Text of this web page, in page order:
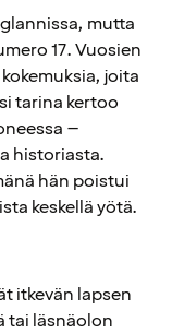
mutta
17. Vuosien
joita
tarina kertoo
–
historiasta.
hän poistui
keskellä yötä.
itkevän lapsen
tai läsnäolon